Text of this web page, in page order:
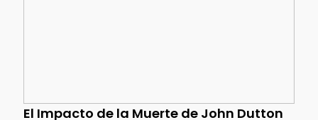
El Impacto de la Muerte de John Dutton